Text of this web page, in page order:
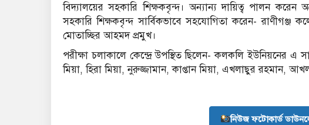
বিদ্যালয়ের সহকারি শিক্ষকবৃন্দ। অন্যান্য দায়িত্ব পালন করেন
সহকারি শিক্ষকবৃন্দ সার্বিকভাবে সহযোগিতা করেন- রাণীগঞ্জ
মোতাচ্ছির আহমদ প্রমুখ।
পরীক্ষা চলাকালে কেন্দ্রে উপস্থিত ছিলেন- কলকলি ইউনিয়নের এ
মিয়া, হিরা মিয়া, নুরুজ্জামান, কাপ্তান মিয়া, এখলাছুর রহমান,
নিউজ ফটোকার্ড